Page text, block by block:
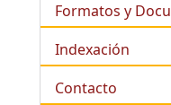
Formatos y
Indexación
Contacto